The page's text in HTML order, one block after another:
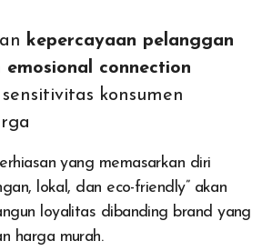
kepercayaan pelanggan
emosional connection
konsumen
yang memasarkan diri
lokal, dan eco-friendly” akan
loyalitas dibanding brand yang
harga murah.